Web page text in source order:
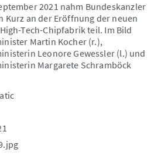
2021 nahm Bundeskanzler
Kurz an der Eröffnung der neuen
Tech-Chipfabrik teil. Im Bild
Martin Kocher (r.),
Leonore Gewessler (l.) und
Margarete Schramböck